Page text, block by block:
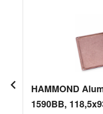
HAMMOND
1590BB,